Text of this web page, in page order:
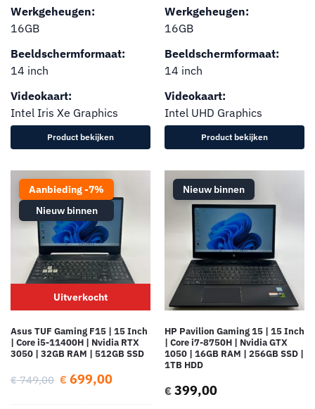
Werkgeheugen:
16GB
Beeldschermformaat:
14 inch
Videokaart:
Intel Iris Xe Graphics
Product bekijken
Werkgeheugen:
16GB
Beeldschermformaat:
14 inch
Videokaart:
Intel UHD Graphics
Product bekijken
Uitverkocht
Aanbieding -7%
Nieuw binnen
Asus TUF Gaming F15 | 15 Inch
| Core i5-11400H | Nvidia RTX
3050 | 32GB RAM | 512GB SSD
€749,00 €699,00
Nieuw binnen
HP Pavilion Gaming 15 | 15 Inch
| Core i7-8750H | Nvidia GTX
1050 | 16GB RAM | 256GB SSD |
1TB HDD
€399,00